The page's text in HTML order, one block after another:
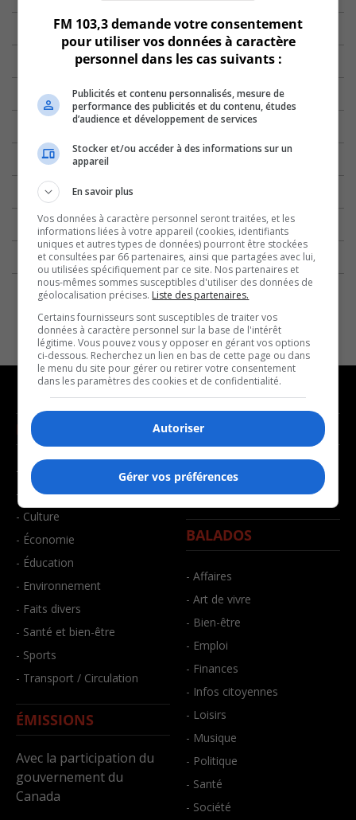
NOUVELLES
- Affaires municipales
- Communauté / Social
- Culture
- Économie
- Éducation
- Environnement
- Faits divers
- Santé et bien-être
- Sports
- Transport / Circulation
ÉMISSIONS
Avec la participation du
gouvernement du
Canada
MUSIQUE
- Décompte franco
- Joué récemment
BALADOS
- Affaires
- Art de vivre
- Bien-être
- Emploi
- Finances
- Infos citoyennes
- Loisirs
- Musique
- Politique
- Santé
- Société
FM 103,3 demande votre consentement
pour utiliser vos données à caractère
personnel dans les cas suivants :
Publicités et contenu personnalisés, mesure de
performance des publicités et du contenu, études
d’audience et développement de services
Stocker et/ou accéder à des informations sur un
appareil
En savoir plus
Vos données à caractère personnel seront traitées, et les
informations liées à votre appareil (cookies, identifiants
uniques et autres types de données) pourront être stockées
et consultées par 66 partenaires, ainsi que partagées avec lui,
ou utilisées spécifiquement par ce site. Nos partenaires et
nous-mêmes sommes susceptibles d'utiliser des données de
géolocalisation précises. Liste des partenaires.
Certains fournisseurs sont susceptibles de traiter vos
données à caractère personnel sur la base de l'intérêt
légitime. Vous pouvez vous y opposer en gérant vos options
ci-dessous. Recherchez un lien en bas de cette page ou dans
le menu du site pour gérer ou retirer votre consentement
dans les paramètres des cookies et de confidentialité.
Autoriser
Gérer vos préférences